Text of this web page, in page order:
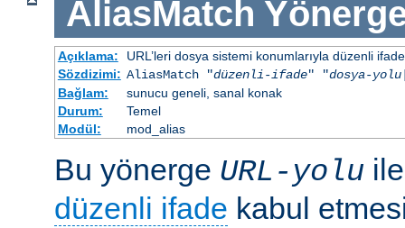
AliasMatch
Açıklama:
URL’leri dosya sistemi konumlarıyla düzenli
Sözdizimi: AliasMatch "düzenli-ifade" "dosya-yolu
Bağlam:
sunucu geneli, sanal konak
Durum:
Temel
Modül:
mod_alias
Bu yönerge URL-yolu
düzenli ifade kabul